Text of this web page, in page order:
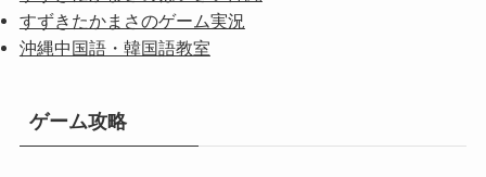
すずきたかまさのゲーム実況
沖縄中国語・韓国語教室
ゲーム攻略